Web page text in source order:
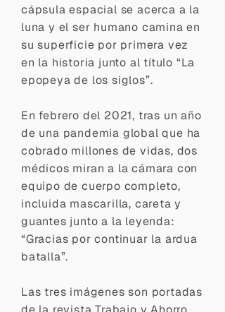
cápsula espacial se acerca a la
luna y el ser humano camina en
su superficie por primera vez
en la historia junto al título “La
epopeya de los siglos”.
En febrero del 2021, tras un año
de una pandemia global que ha
cobrado millones de vidas, dos
médicos miran a la cámara con
equipo de cuerpo completo,
incluida mascarilla, careta y
guantes junto a la leyenda:
“Gracias por continuar la ardua
batalla”.
Las tres imágenes son portadas